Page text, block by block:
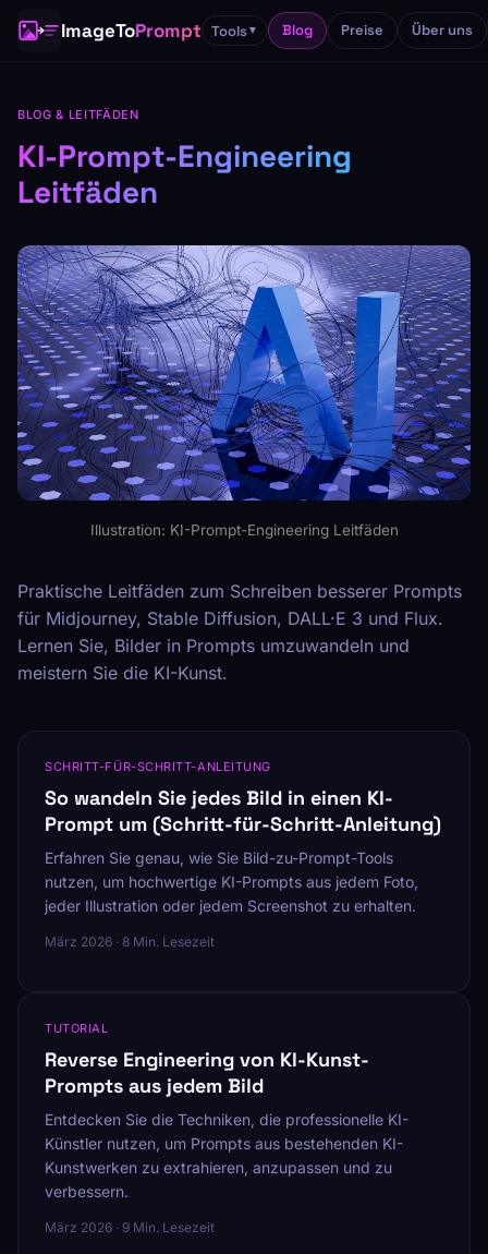
ImageToPrompt Tools▼ Blog Preise Über uns
BLOG & LEITFÄDEN
KI-Prompt-Engineering
Leitfäden
Illustration: KI-Prompt-Engineering Leitfäden
Praktische Leitfäden zum Schreiben besserer Prompts
für Midjourney, Stable Diffusion, DALL·E 3 und Flux.
Lernen Sie, Bilder in Prompts umzuwandeln und
meistern Sie die KI-Kunst.
SCHRITT-FÜR-SCHRITT-ANLEITUNG
So wandeln Sie jedes Bild in einen KI-
Prompt um (Schritt-für-Schritt-Anleitung)
Erfahren Sie genau, wie Sie Bild-zu-Prompt-Tools
nutzen, um hochwertige KI-Prompts aus jedem Foto,
jeder Illustration oder jedem Screenshot zu erhalten.
März 2026 · 8 Min. Lesezeit
TUTORIAL
Reverse Engineering von KI-Kunst-
Prompts aus jedem Bild
Entdecken Sie die Techniken, die professionelle KI-
Künstler nutzen, um Prompts aus bestehenden KI-
Kunstwerken zu extrahieren, anzupassen und zu
verbessern.
März 2026 · 9 Min. Lesezeit